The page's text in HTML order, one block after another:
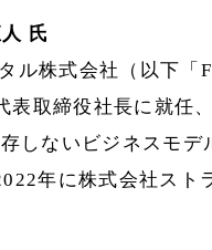
氏
ル株式会社（以下「
表取締役社長に就任
しないビジネスモデ
年に株式会社スト